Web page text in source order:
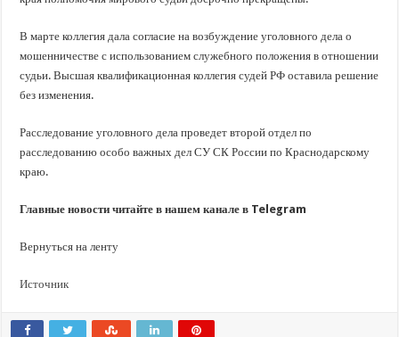
В марте коллегия дала согласие на возбуждение уголовного дела о
мошенничестве с использованием служебного положения в отношении
судьи. Высшая квалификационная коллегия судей РФ оставила решение
без изменения.
Расследование уголовного дела проведет второй отдел по
расследованию особо важных дел СУ СК России по Краснодарскому
краю.
Главные новости читайте в нашем канале в Telegram
Вернуться на ленту
Источник